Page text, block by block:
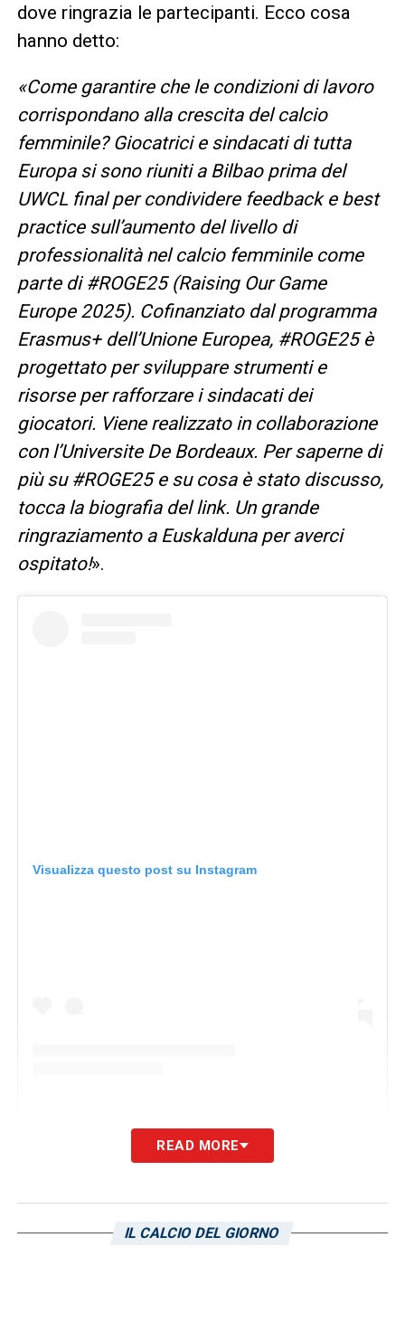
dove ringrazia le partecipanti. Ecco cosa
hanno detto:
«Come garantire che le condizioni di lavoro
corrispondano alla crescita del calcio
femminile? Giocatrici e sindacati di tutta
Europa si sono riuniti a Bilbao prima del
UWCL final per condividere feedback e best
practice sull’aumento del livello di
professionalità nel calcio femminile come
parte di #ROGE25 (Raising Our Game
Europe 2025). Cofinanziato dal programma
Erasmus+ dell’Unione Europea, #ROGE25 è
progettato per sviluppare strumenti e
risorse per rafforzare i sindacati dei
giocatori. Viene realizzato in collaborazione
con l’Universite De Bordeaux. Per saperne di
più su #ROGE25 e su cosa è stato discusso,
tocca la biografia del link. Un grande
ringraziamento a Euskalduna per averci
ospitato!».
Visualizza questo post su Instagram
READ MORE
IL CALCIO DEL GIORNO